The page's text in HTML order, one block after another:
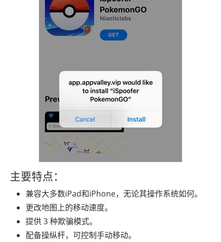
主要特点：
兼容大多数iPad和iPhone，无论其操作系统如何。
更改地图上的移动速度。
提供 3 种欺骗模式。
配备操纵杆，可控制手动移动。